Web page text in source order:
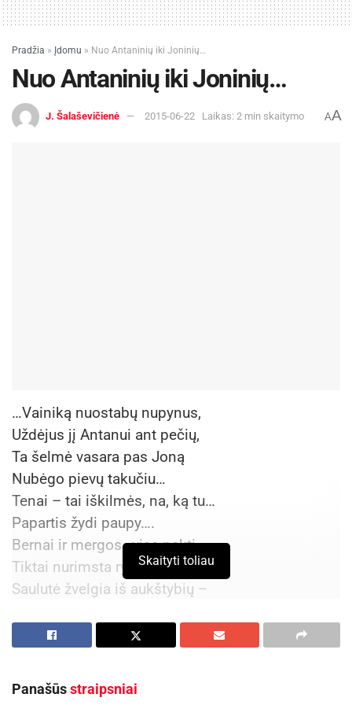
Pradžia » Įdomu » Nuo Antaninių iki Joninių…
Nuo Antaninių iki Joninių…
J. Šalaševičienė 2015-06-22 Laikas: 2 min skaitymo AA
…Vainiką nuostabų nupynus,
Uždėjus jį Antanui ant pečių,
Ta šelmė vasara pas Joną
Nubėgo pievų takučiu…
Tenai – tai iškilmės, na, ką tu…
Papartis žydi paupy….
Bernai ir mergos…visą naktį –
Tiktai nurimsta rytmety…
Saulutė žvelgia iš aukštybių –
Taip sunkiai kopus į kalnelį,
Šiais eilėraščio posmais gražų penktadienio
Skaityti toliau
Panašūsstraipsniai